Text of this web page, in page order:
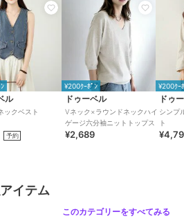
ス ／ ベスト・ジレ
ース
ス ／ ベスト・ジレ
ク、グレー、ベージュ、ブ
ル50%・レーヨン25%・ナ
・ウール5%
ン /ニット素材
レーヨン素材
LL･13号以上あり
ル
ックベスト
予約
¥200ｸｰﾎﾟﾝ
ドゥーベル
Vネック×ラウンドネックハイ
ゲージ六分袖ニットトップス
¥2,689
¥200ｸｰ
ドゥ
シンプ
ト
イテム
このカテゴリーをすべてみる